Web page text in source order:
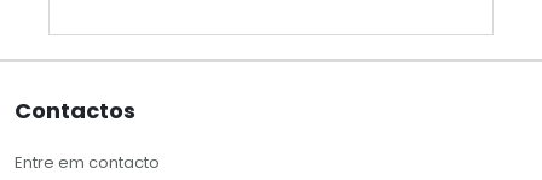
Contactos
Entre em contacto